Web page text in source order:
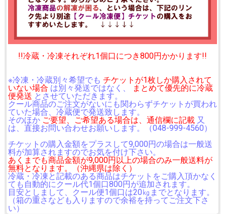
!!冷蔵・冷凍それぞれ1個口につき800円かかります!!
※冷凍・冷蔵別々希望でも チケットが1枚しか購入されて
いない場合 は別々発送ではなく、
まとめて優先的に冷蔵
便発送 とさせていただきます。
クール商品のご注文がないにも関わらずチケットが買われ
ていた場合、冷蔵便で発送致します。
そのほか ご要望、ご希望ある場合は、通信欄に記載 又
は、直接お問い合わせお願いします。（048-999-4560）
チケットの購入金額をプラスして9,000円の場合は一般送
料が加算されますのでお気を付け下さい。
あくまでも商品金額が9,000円以上の場合のみ一般送料が
無料となります。（沖縄県は除く）
冷蔵・冷凍と記載のある商品はチケットをご購入頂かなく
ても自動的にクール代1個口800円が追加されます。
目安としまして、クール便1個口は20㎏までとなります。
（箱の重さなども入りますので余裕を持ってご注文下さ
い）